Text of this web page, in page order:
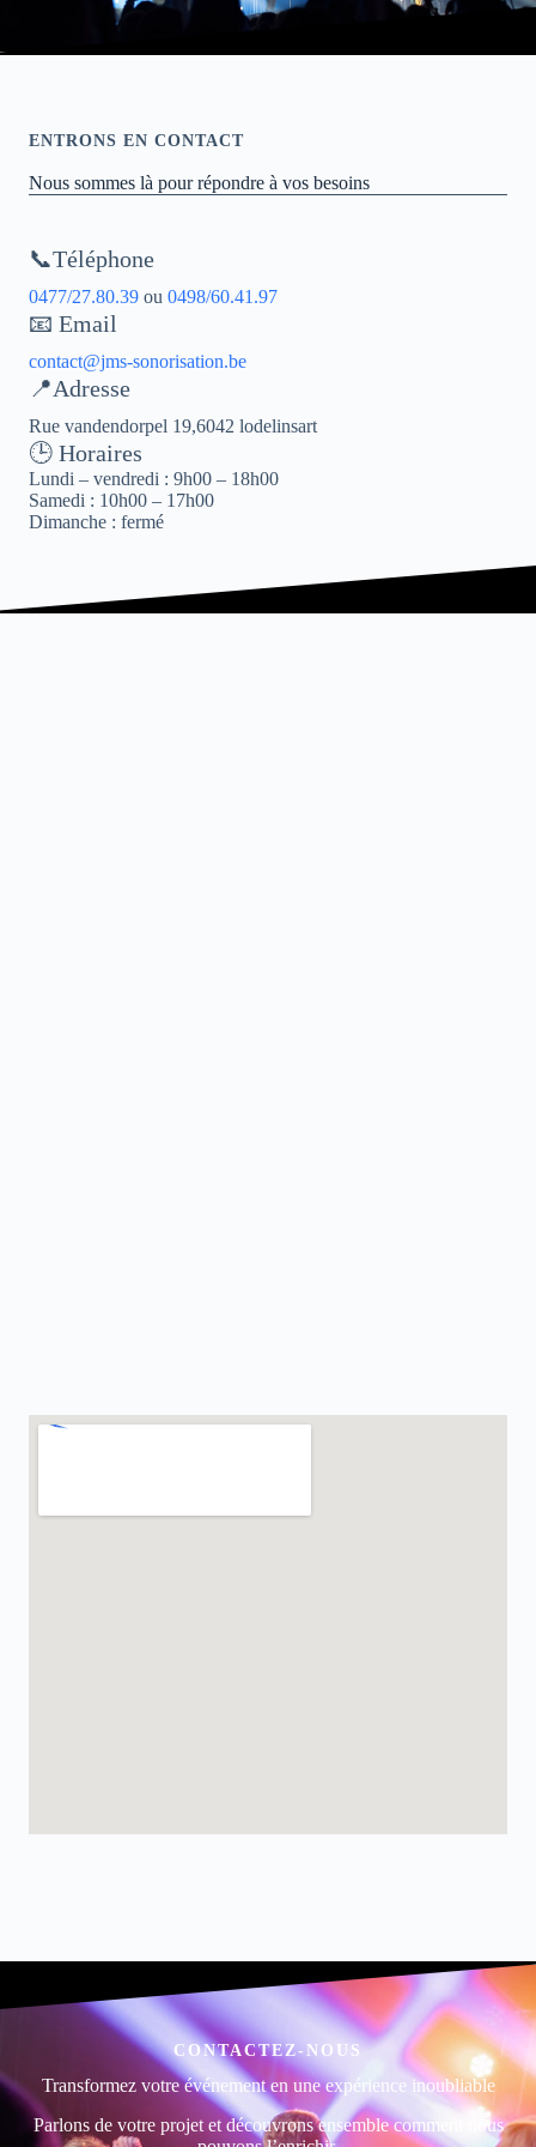
ENTRONS EN CONTACT
Nous sommes là pour répondre à vos besoins
📞Téléphone
0477/27.80.39 ou 0498/60.41.97
📧 Email
contact@jms-sonorisation.be
📍Adresse
Rue vandendorpel 19,6042 lodelinsart
🕒 Horaires
Lundi – vendredi : 9h00 – 18h00
Samedi : 10h00 – 17h00
Dimanche : fermé
CONTACTEZ-NOUS
Transformez votre événement en une expérience inoubliable
Parlons de votre projet et découvrons ensemble comment nous